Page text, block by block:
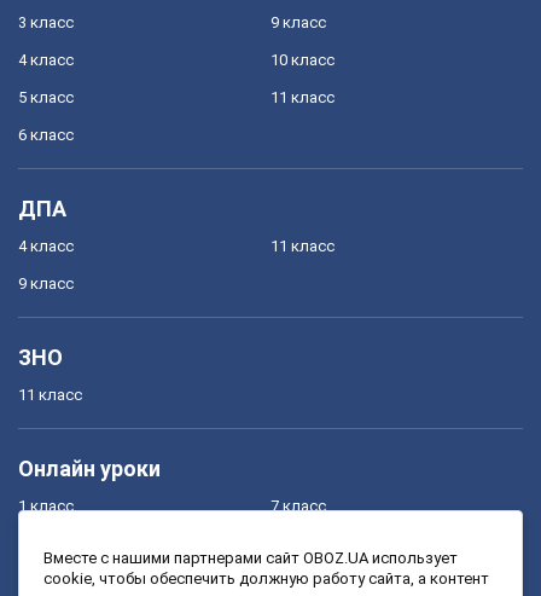
3 класс
4 класс
5 класс
6 класс
9 класс
10 класс
11 класс
ДПА
4 класс
9 класс
11 класс
ЗНО
11 класс
Онлайн уроки
1 класс
3 класс
7 класс
9 класс
Вместе с нашими партнерами сайт OBOZ.UA использует
cookie, чтобы обеспечить должную работу сайта, а контент